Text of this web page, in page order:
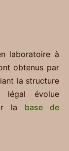
laboratoire à
obtenus par
la structure
légal évolue
la base de